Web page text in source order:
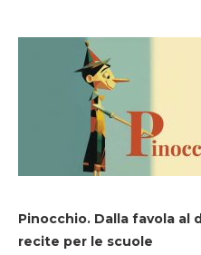
Pinocchio. Dalla favola al
recite per le scuole